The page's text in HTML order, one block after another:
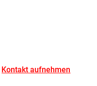
Kontakt aufnehmen